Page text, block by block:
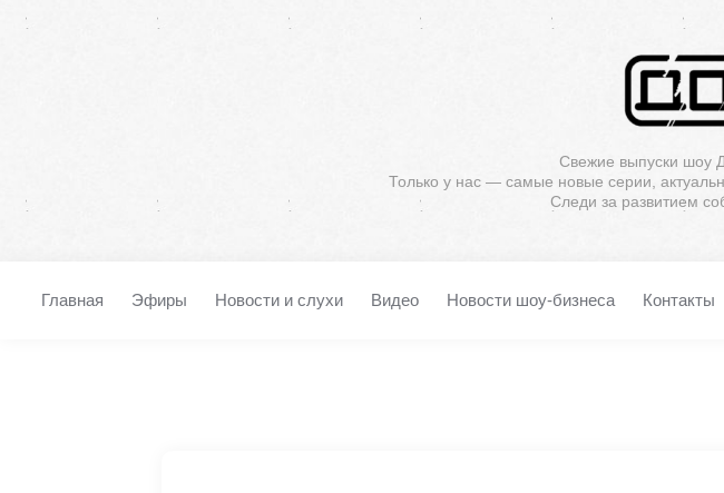
Свежие выпуски шоу
Только у нас — самые новые серии,
Следи за развитием
Главная Эфиры Новости и слухи Видео Новости шоу-бизнеса Контакты